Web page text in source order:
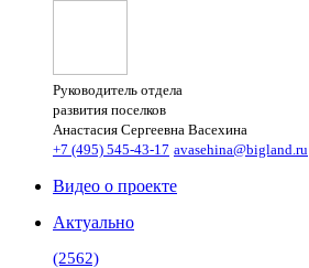
Руководитель отдела
развития поселков
Анастасия Сергеевна Васехина
+7 (495) 545-43-17 avasehina@bigland.ru
Видео о проекте
Актуально
(2562)